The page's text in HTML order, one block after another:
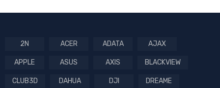
2N ACER ADATA AJAX
APPLE ASUS AXIS BLACKVIEW
CLUB3D DAHUA DJI DREAME